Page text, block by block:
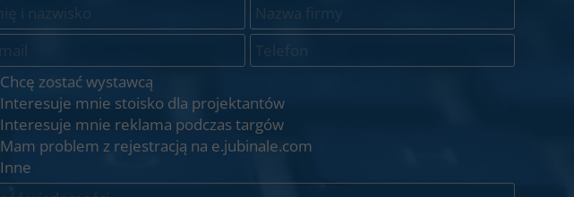
Chcę zostać wystawcą
Interesuje mnie stoisko dla projektantów
Interesuje mnie reklama podczas targów
Mam problem z rejestracją na e.jubinale.com
Inne